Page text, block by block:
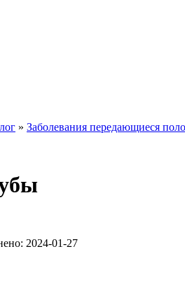
» Заболевания передающиеся
2024-01-27